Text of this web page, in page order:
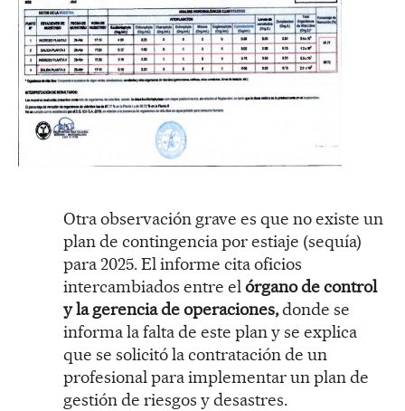
Otra observación grave es que no existe un
plan de contingencia por estiaje (sequía)
para 2025. El informe cita oficios
intercambiados entre elórgano de control
y la gerencia de operaciones,donde se
informa la falta de este plan y se explica
que se solicitó la contratación de un
profesional para implementar un plan de
gestión de riesgos y desastres.